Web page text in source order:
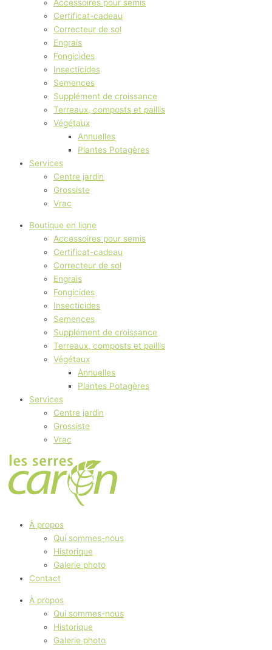
Accessoires pour semis
Certificat-cadeau
Correcteur de sol
Engrais
Fongicides
Insecticides
Semences
Supplément de croissance
Terreaux, composts et paillis
Végétaux
Annuelles
Plantes Potagères
Services
Centre jardin
Grossiste
Vrac
Boutique en ligne
Accessoires pour semis
Certificat-cadeau
Correcteur de sol
Engrais
Fongicides
Insecticides
Semences
Supplément de croissance
Terreaux, composts et paillis
Végétaux
Annuelles
Plantes Potagères
Services
Centre jardin
Grossiste
Vrac
À propos
Qui sommes-nous
Historique
Galerie photo
Contact
À propos
Qui sommes-nous
Historique
Galerie photo